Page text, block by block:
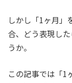
しかし「1ヶ月」
合、どう表現し
うか。
この記事では「1